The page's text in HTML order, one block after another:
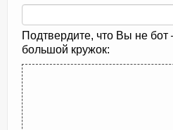
Подтвердите, что Вы не
большой кружок: